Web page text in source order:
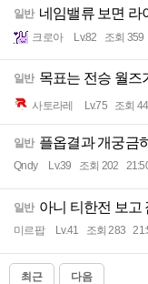
일반 네임밸류 보면 라
크로아 Lv.82 조회 359
일반 목표는 전승 월즈
사토라레 Lv.75 조회
일반 플옵결과 개궁금
Qndy Lv.39 조회 202
일반 아니 티한전 보고
미르팝 Lv.41 조회 283
최근 다음